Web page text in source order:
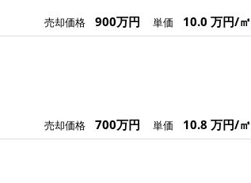
売却価格 900万円 単価 10.0 万円/㎡
売却価格 700万円 単価 10.8 万円/㎡